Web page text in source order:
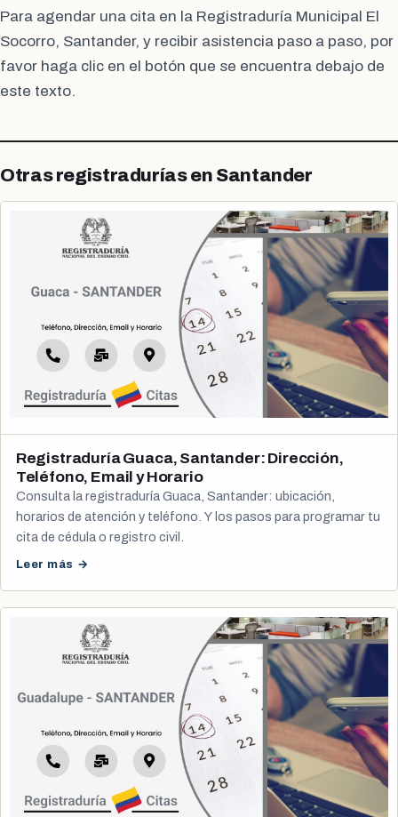
Para agendar una cita en la Registraduría Municipal El
Socorro, Santander, y recibir asistencia paso a paso, por
favor haga clic en el botón que se encuentra debajo de
este texto.
Otras registradurías en Santander
Registraduría Guaca, Santander: Dirección,
Teléfono, Email y Horario
Consulta la registraduría Guaca, Santander: ubicación,
horarios de atención y teléfono. Y los pasos para programar tu
cita de cédula o registro civil.
Leer más →